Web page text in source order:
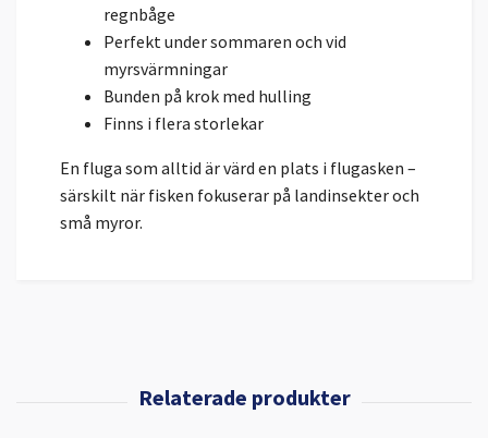
regnbåge
Perfekt under sommaren och vid
myrsvärmningar
Bunden på krok med hulling
Finns i flera storlekar
En fluga som alltid är värd en plats i flugasken –
särskilt när fisken fokuserar på landinsekter och
små myror.